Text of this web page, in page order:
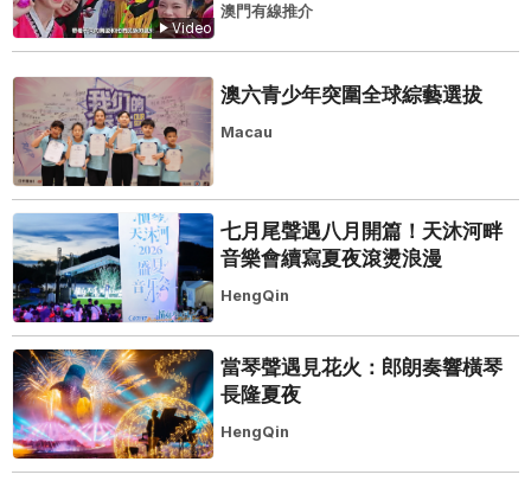
Video
澳門有線推介
澳六青少年突圍全球綜藝選拔
Macau
七月尾聲遇八月開篇！天沐河畔
音樂會續寫夏夜滾燙浪漫
HengQin
當琴聲遇見花火：郎朗奏響橫琴
長隆夏夜
HengQin